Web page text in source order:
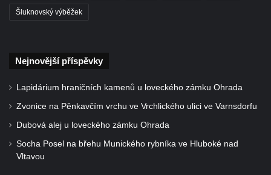
Kostel svatého Jakuba Většího v Sokolově
Kostel Jména Panny Marie v Sepekově
Šluknovský výběžek
Nejnovější příspěvky
Lapidárium hraničních kamenů u loveckého zámku Ohrada
Zvonice na Pěnkavčím vrchu ve Vrchlického ulici ve Varnsdorfu
Dubová alej u loveckého zámku Ohrada
Socha Posel na břehu Munického rybníka ve Hluboké nad
Vltavou